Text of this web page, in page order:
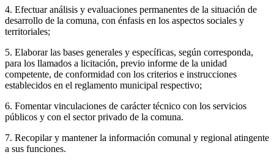
4. Efectuar análisis y evaluaciones permanentes de la situación de
desarrollo de la comuna, con énfasis en los aspectos sociales y
territoriales;
5. Elaborar las bases generales y específicas, según corresponda,
para los llamados a licitación, previo informe de la unidad
competente, de conformidad con los criterios e instrucciones
establecidos en el reglamento municipal respectivo;
6. Fomentar vinculaciones de carácter técnico con los servicios
públicos y con el sector privado de la comuna.
7. Recopilar y mantener la información comunal y regional atingente
a sus funciones.